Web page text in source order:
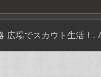
場でスカウト生活！ .